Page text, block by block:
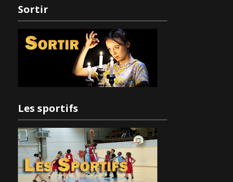
Sortir
Les sportifs